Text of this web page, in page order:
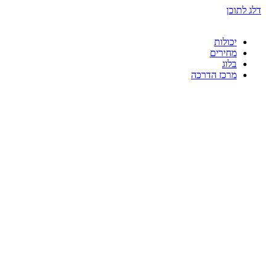
דלג לתוכן
יכולות
מחירים
בלוג
מרכז הדרכה